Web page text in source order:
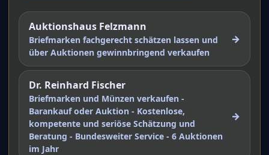
Auktionshaus Felzmann
Briefmarken fachgerecht schätzen lassen und
über Auktionen gewinnbringend verkaufen
→
Dr. Reinhard Fischer
Briefmarken und Münzen verkaufen -
Barankauf oder Auktion - Kostenlose,
kompetente und seriöse Schätzung und
Beratung - Bundesweiter Service - 6 Auktionen
im Jahr
→